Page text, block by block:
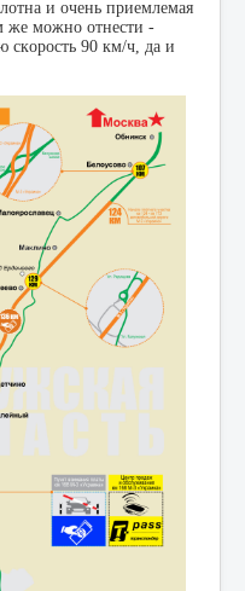
и очень приемлемая
же можно отнести -
90 км/ч, да и